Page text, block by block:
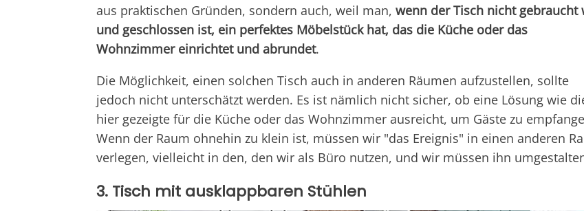
aus praktischen Gründen, sondern auch, weil man, wenn der Tisch nicht gebraucht
und geschlossen ist, ein perfektes Möbelstück hat, das die Küche oder das
Wohnzimmer einrichtet und abrundet.
Die Möglichkeit, einen solchen Tisch auch in anderen Räumen aufzustellen, sollte
jedoch nicht unterschätzt werden. Es ist nämlich nicht sicher, ob eine Lösung wie
hier gezeigte für die Küche oder das Wohnzimmer ausreicht, um Gäste zu
Wenn der Raum ohnehin zu klein ist, müssen wir "das Ereignis" in einen anderen
verlegen, vielleicht in den, den wir als Büro nutzen, und wir müssen ihn
3. Tisch mit ausklappbaren Stühlen